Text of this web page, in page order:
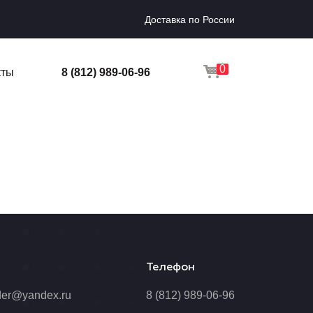
Доставка по России
8 (812) 989-06-96 0
Телефон
8 (812) 989-06-96